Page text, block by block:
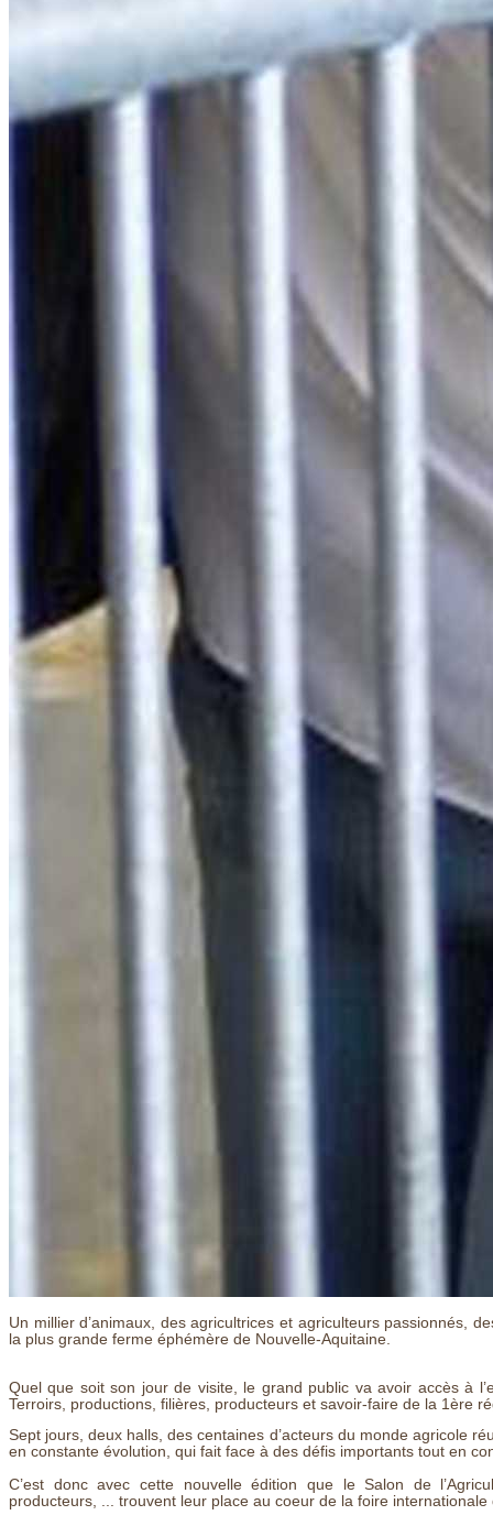
Un millier d’animaux, des agricultrices et agriculteurs passionnés,
la plus grande ferme éphémère de Nouvelle-Aquitaine.
Quel que soit son jour de visite, le grand public va avoir accès à
Terroirs, productions, filières, producteurs et savoir-faire de la 1ère
Sept jours, deux halls, des centaines d’acteurs du monde agricole
en constante évolution, qui fait face à des défis importants tout en
C’est donc avec cette nouvelle édition que le Salon de
producteurs, ... trouvent leur place au coeur de la foire